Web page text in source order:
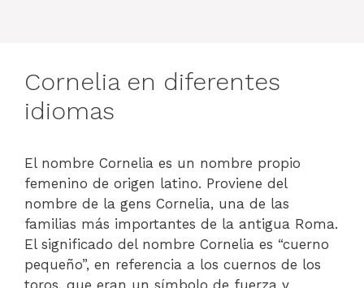
Cornelia en diferentes
idiomas
El nombre Cornelia es un nombre propio
femenino de origen latino. Proviene del
nombre de la gens Cornelia, una de las
familias más importantes de la antigua Roma.
El significado del nombre Cornelia es “cuerno
pequeño”, en referencia a los cuernos de los
toros, que eran un símbolo de fuerza y